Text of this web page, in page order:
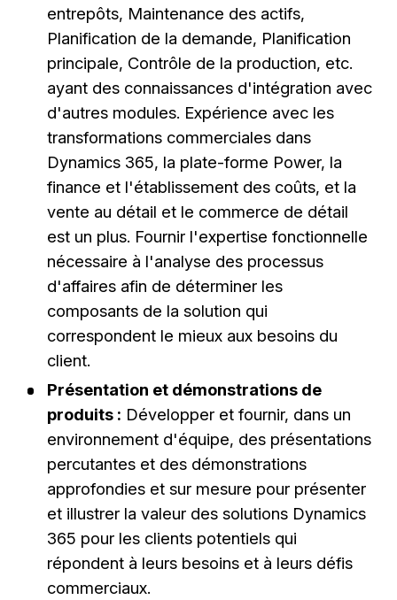
entrepôts, Maintenance des actifs,
Planification de la demande, Planification
principale, Contrôle de la production, etc.
ayant des connaissances d'intégration avec
d'autres modules. Expérience avec les
transformations commerciales dans
Dynamics 365, la plate-forme Power, la
finance et l'établissement des coûts, et la
vente au détail et le commerce de détail
est un plus. Fournir l'expertise fonctionnelle
nécessaire à l'analyse des processus
d'affaires afin de déterminer les
composants de la solution qui
correspondent le mieux aux besoins du
client.
Présentation et démonstrations de
produits : Développer et fournir, dans un
environnement d'équipe, des présentations
percutantes et des démonstrations
approfondies et sur mesure pour présenter
et illustrer la valeur des solutions Dynamics
365 pour les clients potentiels qui
répondent à leurs besoins et à leurs défis
commerciaux.